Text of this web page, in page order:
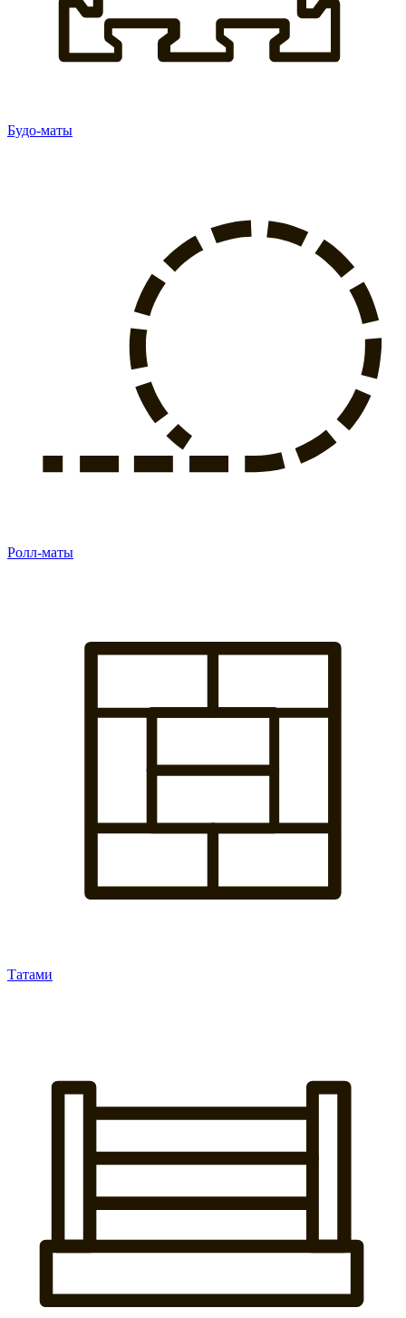
Будо-маты
Ролл-маты
Татами